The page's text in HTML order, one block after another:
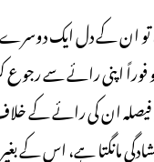
ان کے دل ایک
فوراً اپنی رائے سے
ان کی رائے کے
مانگتا ہے، اس کے